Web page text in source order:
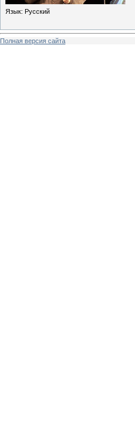
Язык: Русский
Полная версия сайта